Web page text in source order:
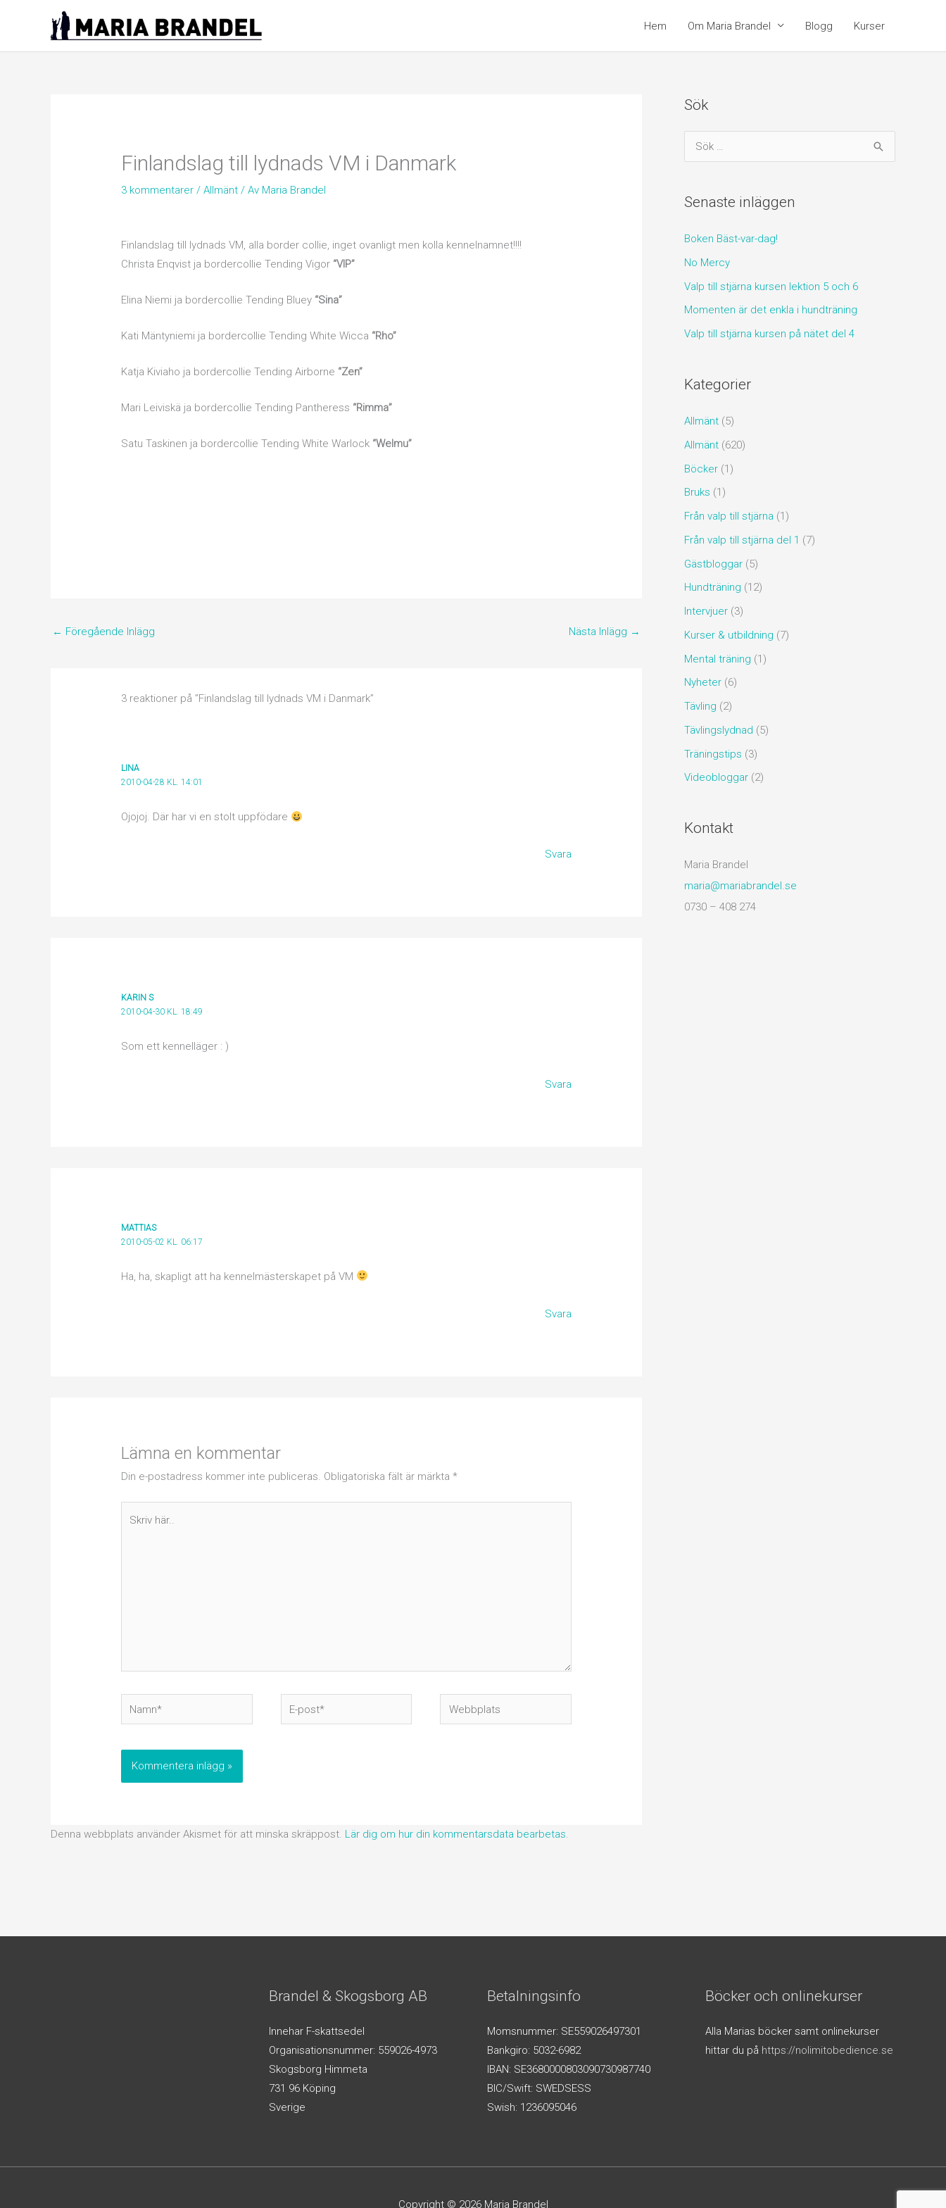
Hem Om Maria Brandel Blogg Kurser
Finlandslag till lydnads VM i Danmark
3 kommentarer /Allmänt / Av Maria Brandel
Finlandslag till lydnads VM, alla border collie, inget ovanligt men kolla kennelnamnet!!!!
Christa Enqvist ja bordercollie Tending Vigor “VIP”
Elina Niemi ja bordercollie Tending Bluey “Sina”
Kati Mäntyniemi ja bordercollie Tending White Wicca “Rho”
Katja Kiviaho ja bordercollie Tending Airborne “Zen”
Mari Leiviskä ja bordercollie Tending Pantheress “Rimma”
Satu Taskinen ja bordercollie Tending White Warlock “Welmu”
← Föregående Inlägg Nästa Inlägg →
3 reaktioner på ”Finlandslag till lydnads VM i Danmark”
LINA
2010-04-28 KL. 14:01
Ojojoj. Där har vi en stolt uppfödare
Svara
KARIN S
2010-04-30 KL. 18:49
Som ett kennelläger : )
Svara
MATTIAS
2010-05-02 KL. 06:17
Ha, ha, skapligt att ha kennelmästerskapet på VM
Svara
Lämna en kommentar
Din e-postadress kommer inte publiceras. Obligatoriska fält är märkta*
Namn*
post*
Webbplats
Denna webbplats använder Akismet för att minska skräppost. Lär dig om hur din kommentarsdata bearbetas.
Sök
ö
e
t
e
r
:
Senaste inläggen
Boken Bäst-var-dag!
No Mercy
Valp till stjärna kursen lektion 5 och 6
Momenten är det enkla i hundträning
Valp till stjärna kursen på nätet del 4
Kategorier
Allmänt (5)
Allmänt (620)
Böcker (1)
Bruks (1)
Från valp till stjärna (1)
Från valp till stjärna del 1 (7)
Gästbloggar (5)
Hundträning (12)
Intervjuer (3)
Kurser & utbildning (7)
Mental träning (1)
Nyheter (6)
Tävling (2)
Tävlingslydnad (5)
Träningstips (3)
Videobloggar (2)
Kontakt
Maria Brandel
maria@mariabrandel.se
0730 – 408 274
Brandel & Skogsborg AB
Innehar F-skattsedel
Organisationsnummer: 559026-4973
Skogsborg Himmeta
731 96 Köping
Sverige
Betalningsinfo
Momsnummer: SE559026497301
Bankgiro: 5032-6982
IBAN: SE3680000803090730987740
BIC/Swift: SWEDSESS
Swish: 1236095046
Böcker och onlinekurser
Alla Marias böcker samt onlinekurser
hittar du på https://nolimitobedience.se
Copyright © 2026 Maria Brandel